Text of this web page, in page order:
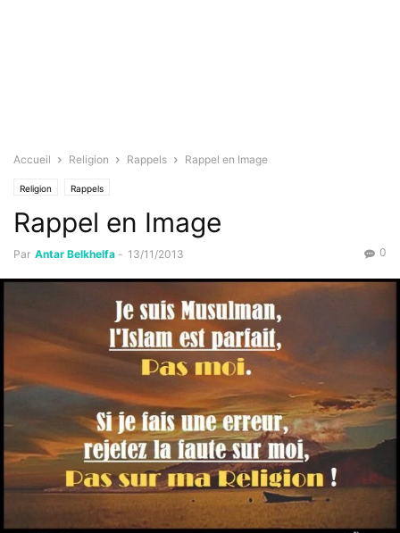
Accueil Religion Rappels Rappel en Image
Religion Rappels
Rappel en Image
Par Antar Belkhelfa - 13/11/2013 0